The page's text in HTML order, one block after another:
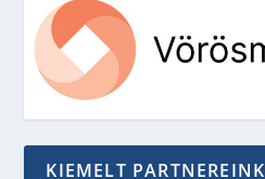
KIEMELT PARTNEREINK